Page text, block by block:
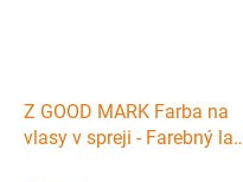
Z GOOD MARK Farba na
vlasy v spreji - Farebný lak